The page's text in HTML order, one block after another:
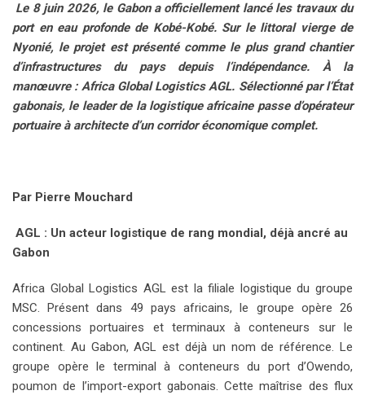
e
+
d
I
n
a
p
p
l
e
U
p
o
n
r
r
e
s
t
t
r
e
v
i
a
E
m
n
t
Le 8 juin 2026, le Gabon a officiellement lancé les travaux du
port en eau profonde de Kobé-Kobé. Sur le littoral vierge de
Nyonié, le projet est présenté comme le plus grand chantier
d’infrastructures du pays depuis l’indépendance. À la
manœuvre : Africa Global Logistics AGL. Sélectionné par l’État
gabonais, le leader de la logistique africaine passe d’opérateur
portuaire à architecte d’un corridor économique complet.
Par Pierre Mouchard
AGL : Un acteur logistique de rang mondial, déjà ancré au
Gabon
Africa Global Logistics AGL est la filiale logistique du groupe
MSC. Présent dans 49 pays africains, le groupe opère 26
concessions portuaires et terminaux à conteneurs sur le
continent. Au Gabon, AGL est déjà un nom de référence. Le
groupe opère le terminal à conteneurs du port d’Owendo,
poumon de l’import-export gabonais. Cette maîtrise des flux